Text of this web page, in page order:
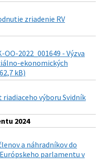
zriadenie RV
2022_001649 - Výzva
ekonomických
kB)
výboru Svidník
2024
a náhradníkov do
parlamentu v